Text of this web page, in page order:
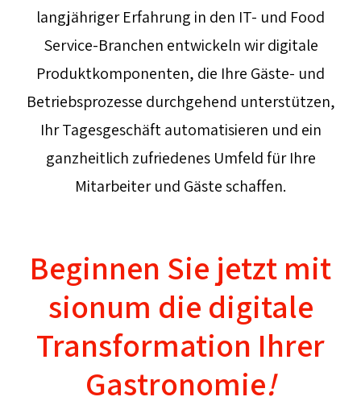
langjähriger Erfahrung in den IT- und Food
Service-Branchen entwickeln wir digitale
Produktkomponenten, die Ihre Gäste- und
Betriebsprozesse durchgehend unterstützen,
Ihr Tagesgeschäft automatisieren und ein
ganzheitlich zufriedenes Umfeld für Ihre
Mitarbeiter und Gäste schaffen.
Beginnen Sie jetzt mit
sionum die digitale
Transformation Ihrer
Gastronomie!